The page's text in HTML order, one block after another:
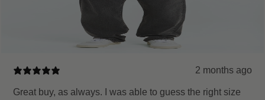
2 months ago
Great buy, as always. I was able to guess the right size